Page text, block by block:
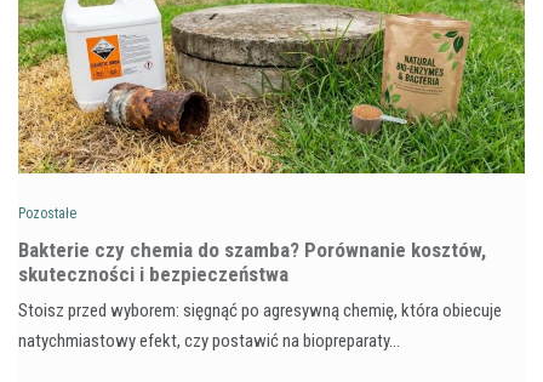
Pozostałe
Bakterie czy chemia do szamba? Porównanie kosztów,
skuteczności i bezpieczeństwa
Stoisz przed wyborem: sięgnąć po agresywną chemię, która obiecuje
natychmiastowy efekt, czy postawić na biopreparaty…